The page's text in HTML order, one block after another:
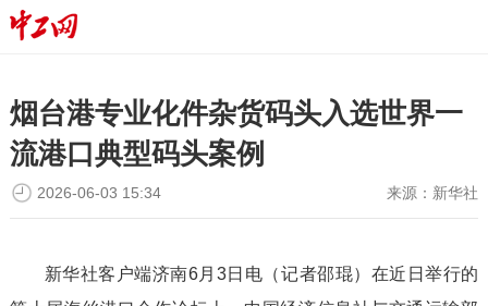
烟台港专业化件杂货码头入选世界一
流港口典型码头案例
来源： 新华社
2026-06-03 15:34
新华社客户端济南6月3日电（记者邵琨）在近日举行的